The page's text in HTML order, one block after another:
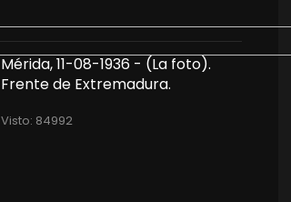
Mérida, 11-08-1936 - (La foto).
Frente de Extremadura.
Visto: 84992